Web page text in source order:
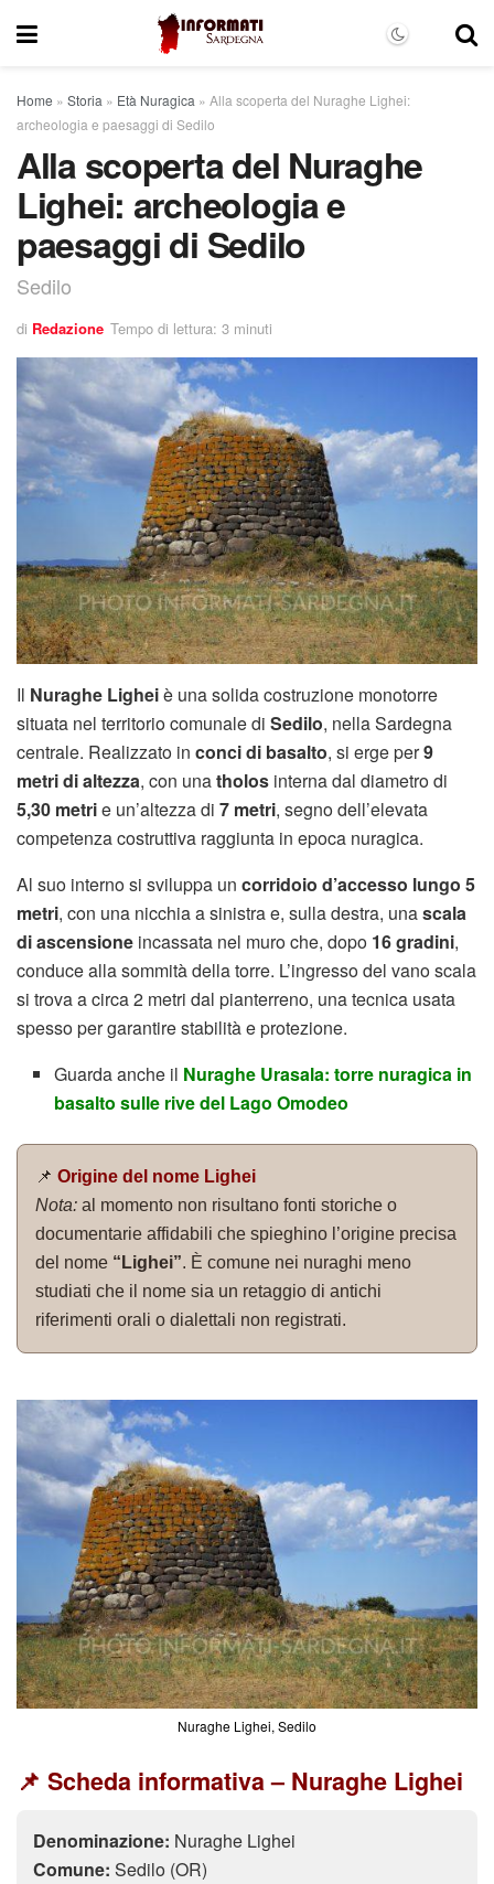
Home » Storia » Età Nuragica » Alla scoperta del Nuraghe Lighei:
archeologia e paesaggi di Sedilo
Alla scoperta del Nuraghe
Lighei: archeologia e
paesaggi di Sedilo
Sedilo
di Redazione Tempo di lettura: 3 minuti
Il Nuraghe Ligheiè una solida costruzione monotorre
situata nel territorio comunale di Sedilo, nella Sardegna
centrale. Realizzato in conci di basalto, si erge per9
metri di altezza, con unatholos interna dal diametro di
5,30 metrie un’altezza di 7 metri, segno dell’elevata
competenza costruttiva raggiunta in epoca nuragica.
Al suo interno si sviluppa un corridoio d’accesso lungo 5
metri, con una nicchia a sinistra e, sulla destra, unascala
di ascensione incassata nel muro che, dopo 16 gradini,
conduce alla sommità della torre. L’ingresso del vano scala
si trova a circa 2 metri dal pianterreno, una tecnica usata
spesso per garantire stabilità e protezione.
Guarda anche il Nuraghe Urasala: torre nuragica in
basalto sulle rive del Lago Omodeo
📌 Origine del nome Lighei
Nota: al momento non risultano fonti storiche o
documentarie affidabili che spieghino l’origine precisa
del nome “Lighei”. È comune nei nuraghi meno
studiati che il nome sia un retaggio di antichi
riferimenti orali o dialettali non registrati.
Nuraghe Lighei, Sedilo
📌 Scheda informativa – Nuraghe Lighei
Denominazione: Nuraghe Lighei
Comune: Sedilo (OR)